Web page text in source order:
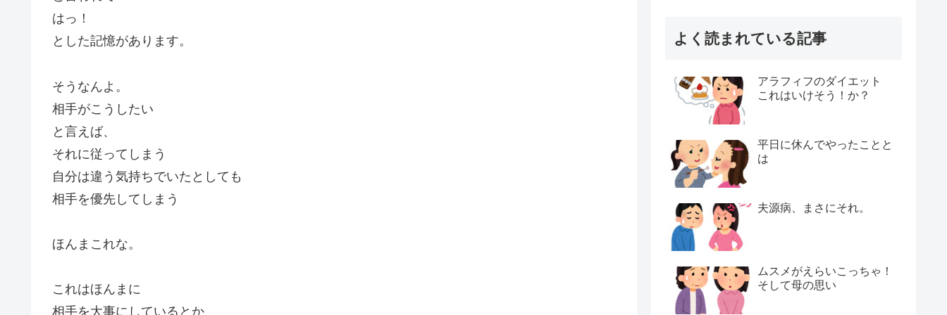
はっ！
とした記憶があります。
そうなんよ。
相手がこうしたい
と言えば、
それに従ってしまう
自分は違う気持ちでいたとしても
相手を優先してしまう
ほんまこれな。
これはほんまに
相手を大事にしているとか
よく読まれている記事
アラフィフのダイエット
これはいけそう！か？
平日に休んでやったことと
は
夫源病、まさにそれ。
ムスメがえらいこっちゃ！
そして母の思い